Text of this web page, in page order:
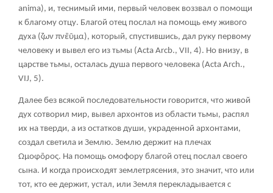
anima), и, теснимый ими, первый человек воззвал о помощи
к благому отцу. Благой отец послал на помощь ему живого
духа (ζων πνἒῦμα), который, спустившись, дал руку первому
человеку и вывел его из тьмы (Acta Arcb., VII, 4). Но внизу, в
царстве тьмы, осталась душа первого человека (Acta Arch.,
VIJ, 5).
Далее без всякой последовательности говорится, что живой
дух сотворил мир, вывел архонтов из области тьмы, распял
их на тверди, а из остатков души, украденной архонтами,
создал светила и Землю. Землю держит на плечах
Ωμοφὂρος. На помощь омофору благой отец послал своего
сына. И когда происходят землетрясения, это значит, что или
тот, кто ее держит, устал, или Земля перекладывается с